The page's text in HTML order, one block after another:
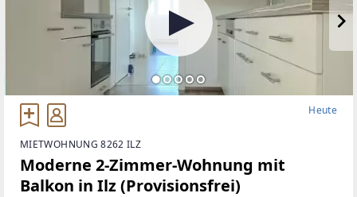
Heute
MIETWOHNUNG 8262 ILZ
Moderne 2-Zimmer-Wohnung mit
Balkon in Ilz (Provisionsfrei)